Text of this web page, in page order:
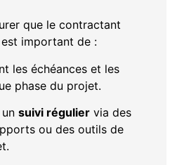
que le contractant
important de :
les échéances et les
phase du projet.
suivi régulier via des
ou des outils de